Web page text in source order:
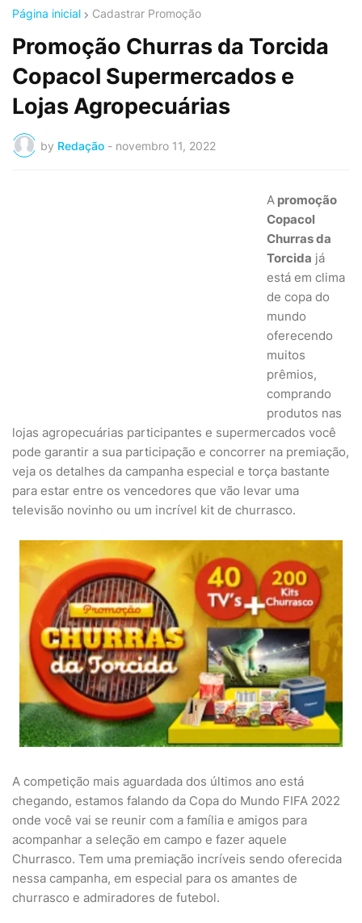
Página inicial Cadastrar Promoção
Promoção Churras da Torcida
Copacol Supermercados e
Lojas Agropecuárias
by Redação - novembro 11, 2022
A promoção
Copacol
Churras da
Torcida já
está em clima
de copa do
mundo
oferecendo
muitos
prêmios,
comprando
produtos nas
lojas agropecuárias participantes e supermercados você
pode garantir a sua participação e concorrer na premiação,
veja os detalhes da campanha especial e torça bastante
para estar entre os vencedores que vão levar uma
televisão novinho ou um incrível kit de churrasco.
A competição mais aguardada dos últimos ano está
chegando, estamos falando da Copa do Mundo FIFA 2022
onde você vai se reunir com a família e amigos para
acompanhar a seleção em campo e fazer aquele
Churrasco. Tem uma premiação incríveis sendo oferecida
nessa campanha, em especial para os amantes de
churrasco e admiradores de futebol.